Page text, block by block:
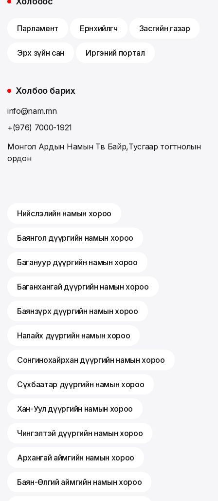
Парламент Ерөнхийлөгч Засгийн газар
Эрх зүйн сан Иргэний портал
Холбоо барих
info@nam.mn
+(976) 7000-1921
Монгол Ардын Намын Төв Байр,Тусгаар тогтнолын
ордон
Нийслэлийн намын хороо
Баянгол дүүргийн намын хороо
Багануур дүүргийн намын хороо
Баганхангай дүүргийн намын хороо
Баянзүрх дүүргийн намын хороо
Налайх дүүргийн намын хороо
Сонгинохайрхан дүүргийн намын хороо
Сүхбаатар дүүргийн намын хороо
Хан-Уул дүүргийн намын хороо
Чингэлтэй дүүргийн намын хороо
Архангай аймгийн намын хороо
Баян-Өлгий аймгийн намын хороо